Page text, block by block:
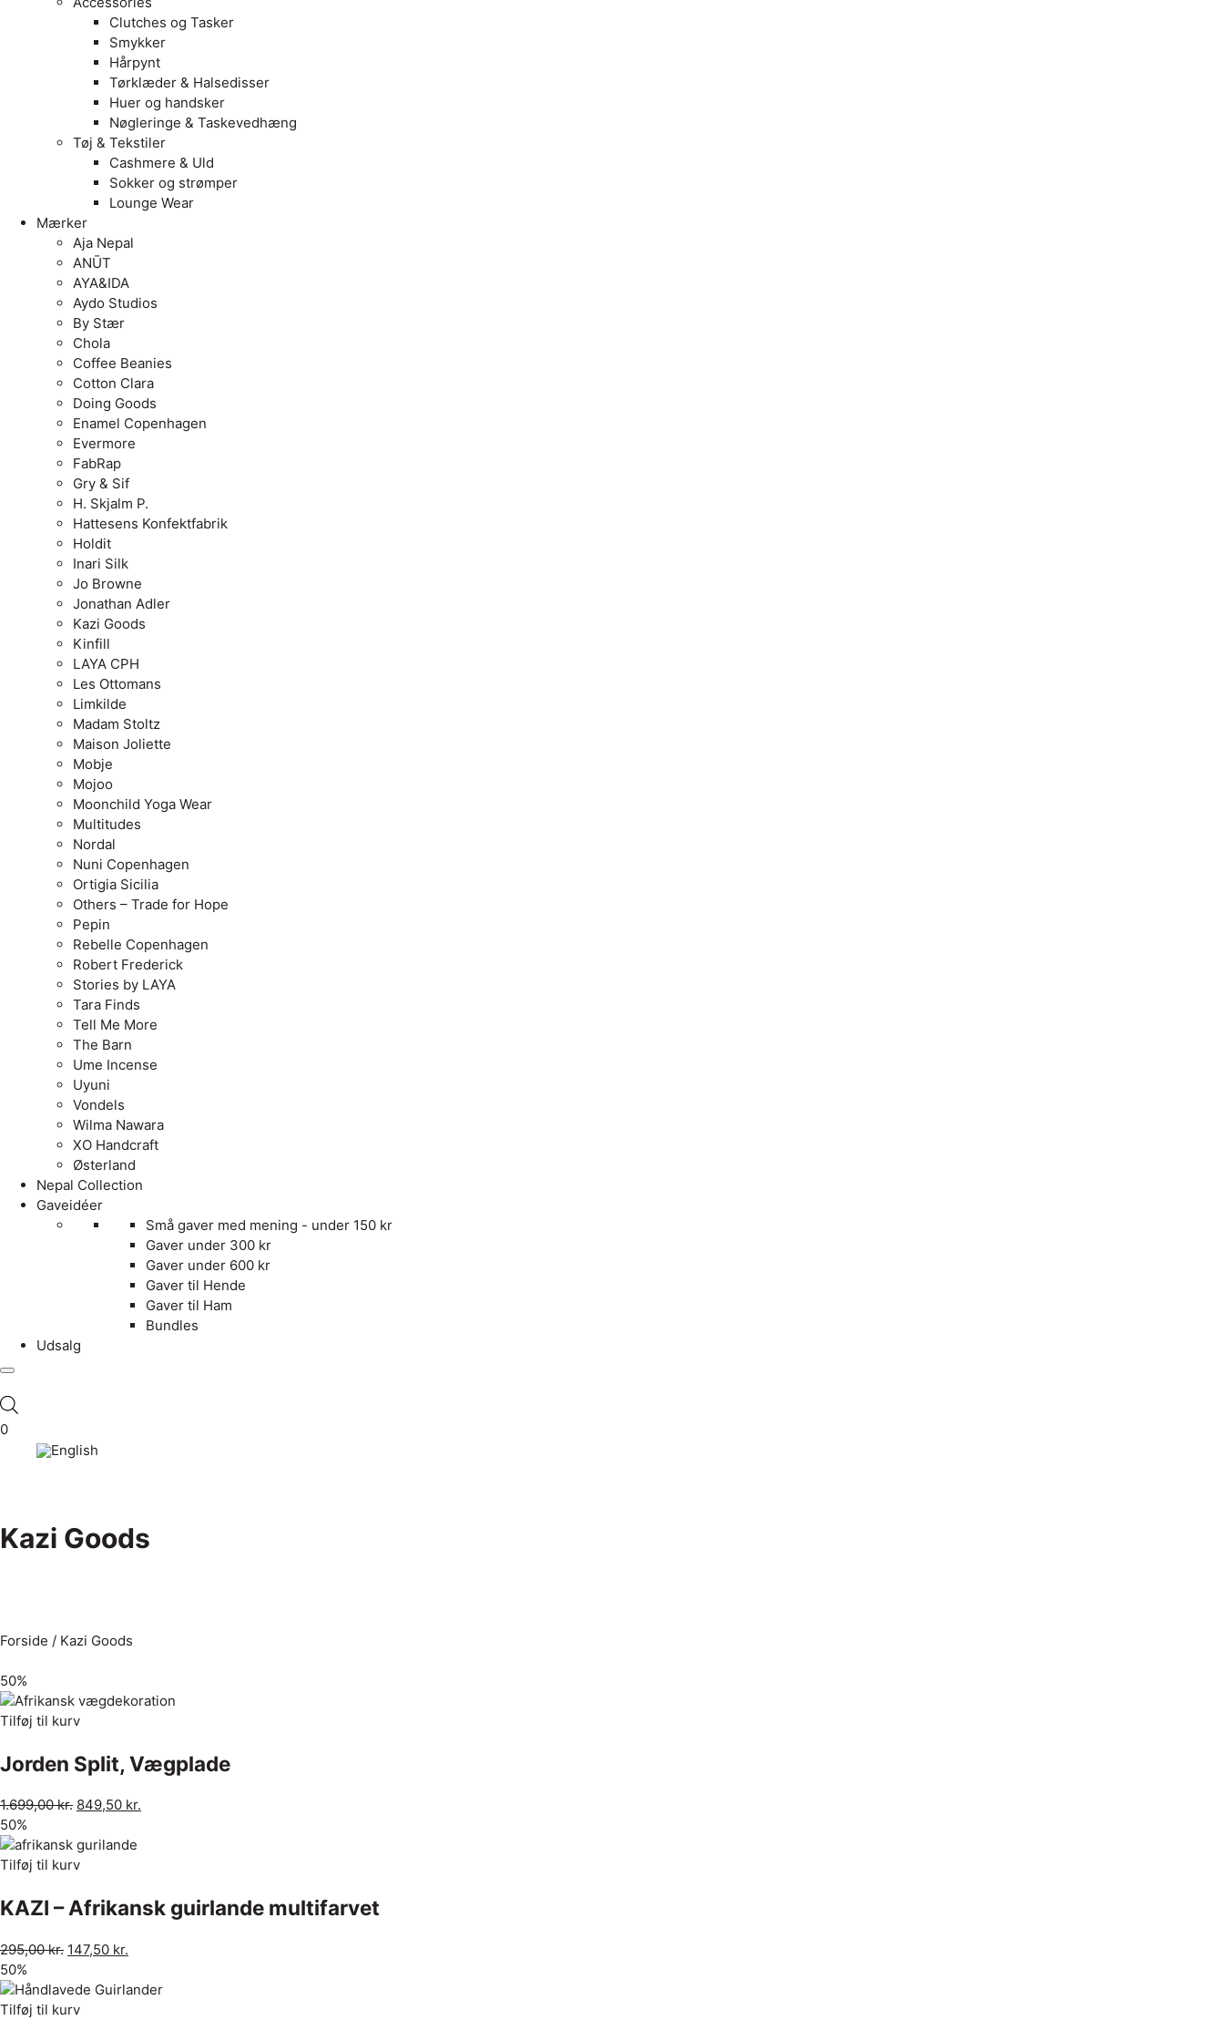
Clutches og Tasker
Smykker
Hårpynt
Tørklæder & Halsedisser
Huer og handsker
Nøgleringe & Taskevedhæng
Tøj & Tekstiler
Cashmere & Uld
Sokker og strømper
Lounge Wear
Mærker
Aja Nepal
ANŪT
AYA&IDA
Aydo Studios
By Stær
Chola
Coffee Beanies
Cotton Clara
Doing Goods
Enamel Copenhagen
Evermore
FabRap
Gry & Sif
H. Skjalm P.
Hattesens Konfektfabrik
Holdit
Inari Silk
Jo Browne
Jonathan Adler
Kazi Goods
Kinfill
LAYA CPH
Les Ottomans
Limkilde
Madam Stoltz
Maison Joliette
Mobje
Mojoo
Moonchild Yoga Wear
Multitudes
Nordal
Nuni Copenhagen
Ortigia Sicilia
Others – Trade for Hope
Pepin
Rebelle Copenhagen
Robert Frederick
Stories by LAYA
Tara Finds
Tell Me More
The Barn
Ume Incense
Uyuni
Vondels
Wilma Nawara
XO Handcraft
Østerland
Nepal Collection
Gaveidéer
Små gaver med mening - under 150 kr
Gaver under 300 kr
Gaver under 600 kr
Gaver til Hende
Gaver til Ham
Bundles
Udsalg
0
Kazi Goods
Forside / Kazi Goods
50%
Tilføj til kurv
Jorden Split, Vægplade
1.699,00kr. 849,50 kr.
50%
Tilføj til kurv
KAZI – Afrikansk guirlande multifarvet
295,00kr. 147,50 kr.
50%
Tilføj til kurv